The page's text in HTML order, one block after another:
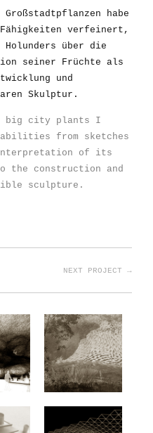
habe
verfeinert,
Holunders über die
seiner Früchte als
und
Skulptur.
big city plants I
from sketches
of its
construction and
sculpture.
NEXT PROJECT →